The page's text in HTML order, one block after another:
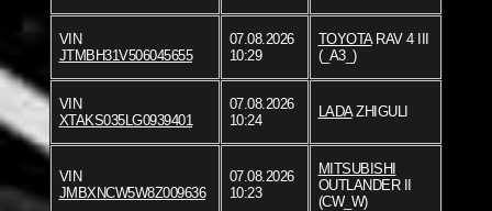
VIN
JTMBH31V506045655
07.08.2026
10:29
TOYOTARAV 4 III
(_A3_)
VIN
XTAKS035LG0939401
07.08.2026
10:24
LADAZHIGULI
VIN
JMBXNCW5W8Z009636
07.08.2026
10:23
MITSUBISHI
OUTLANDER II
(CW_W)